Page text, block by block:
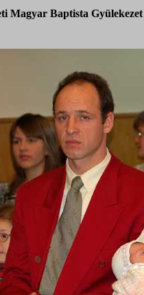
Magyar Baptista